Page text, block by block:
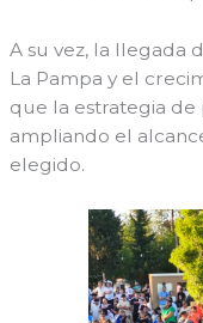
A su vez, la llegada
La Pampa y el
que la estrategia de
ampliando el
elegido.